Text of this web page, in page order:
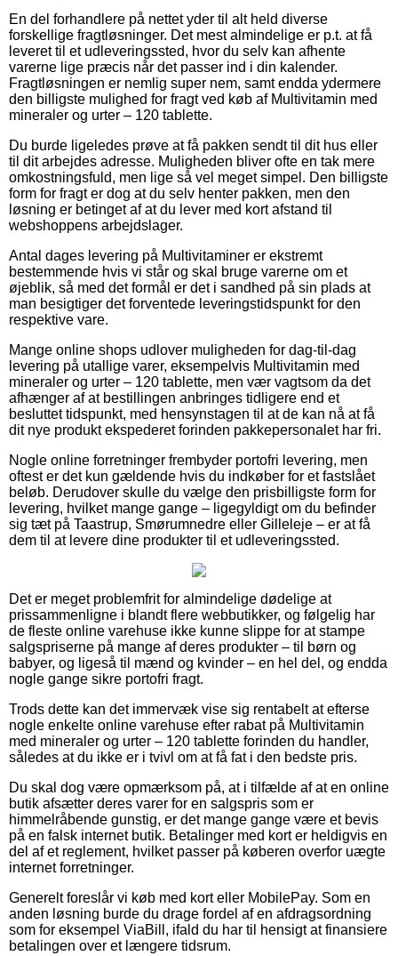
En del forhandlere på nettet yder til alt held diverse
forskellige fragtløsninger. Det mest almindelige er p.t. at få
leveret til et udleveringssted, hvor du selv kan afhente
varerne lige præcis når det passer ind i din kalender.
Fragtløsningen er nemlig super nem, samt endda ydermere
den billigste mulighed for fragt ved køb af Multivitamin med
mineraler og urter – 120 tablette.
Du burde ligeledes prøve at få pakken sendt til dit hus eller
til dit arbejdes adresse. Muligheden bliver ofte en tak mere
omkostningsfuld, men lige så vel meget simpel. Den billigste
form for fragt er dog at du selv henter pakken, men den
løsning er betinget af at du lever med kort afstand til
webshoppens arbejdslager.
Antal dages levering på Multivitaminer er ekstremt
bestemmende hvis vi står og skal bruge varerne om et
øjeblik, så med det formål er det i sandhed på sin plads at
man besigtiger det forventede leveringstidspunkt for den
respektive vare.
Mange online shops udlover muligheden for dag-til-dag
levering på utallige varer, eksempelvis Multivitamin med
mineraler og urter – 120 tablette, men vær vagtsom da det
afhænger af at bestillingen anbringes tidligere end et
besluttet tidspunkt, med hensynstagen til at de kan nå at få
dit nye produkt ekspederet forinden pakkepersonalet har fri.
Nogle online forretninger frembyder portofri levering, men
oftest er det kun gældende hvis du indkøber for et fastslået
beløb. Derudover skulle du vælge den prisbilligste form for
levering, hvilket mange gange – ligegyldigt om du befinder
sig tæt på Taastrup, Smørumnedre eller Gilleleje – er at få
dem til at levere dine produkter til et udleveringssted.
Det er meget problemfrit for almindelige dødelige at
prissammenligne i blandt flere webbutikker, og følgelig har
de fleste online varehuse ikke kunne slippe for at stampe
salgspriserne på mange af deres produkter – til børn og
babyer, og ligeså til mænd og kvinder – en hel del, og endda
nogle gange sikre portofri fragt.
Trods dette kan det immervæk vise sig rentabelt at efterse
nogle enkelte online varehuse efter rabat på Multivitamin
med mineraler og urter – 120 tablette forinden du handler,
således at du ikke er i tvivl om at få fat i den bedste pris.
Du skal dog være opmærksom på, at i tilfælde af at en online
butik afsætter deres varer for en salgspris som er
himmelråbende gunstig, er det mange gange være et bevis
på en falsk internet butik. Betalinger med kort er heldigvis en
del af et reglement, hvilket passer på køberen overfor uægte
internet forretninger.
Generelt foreslår vi køb med kort eller MobilePay. Som en
anden løsning burde du drage fordel af en afdragsordning
som for eksempel ViaBill, ifald du har til hensigt at finansiere
betalingen over et længere tidsrum.